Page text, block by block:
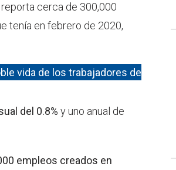
cerca de 300,000
tenía en febrero de 2020,
vida de los trabajadores de
del 0.8% y uno anual de
empleos creados en